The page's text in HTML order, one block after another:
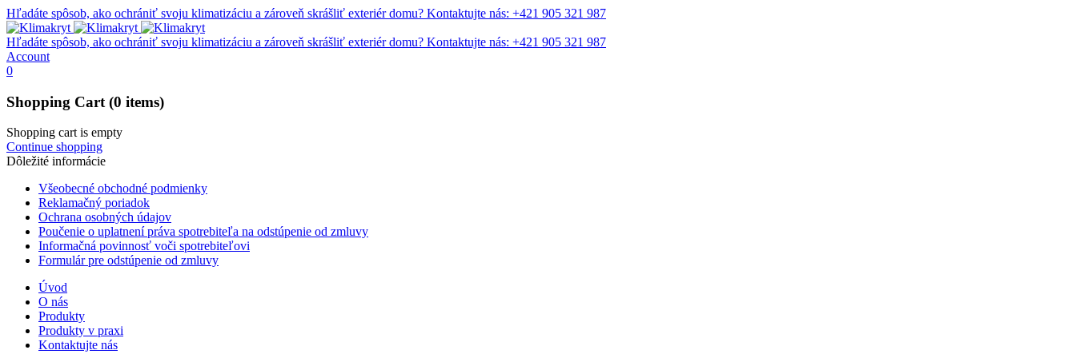
Hľadáte spôsob, ako ochrániť svoju klimatizáciu a zároveň skrášliť exteriér domu? Kontaktujte nás: +421 905 321 987
Hľadáte spôsob, ako ochrániť svoju klimatizáciu a zároveň skrášliť exteriér domu? Kontaktujte nás: +421 905 321 987
Account
0
Shopping Cart (0 items)
Shopping cart is empty
Continue shopping
Dôležité informácie
Všeobecné obchodné podmienky
Reklamačný poriadok
Ochrana osobných údajov
Poučenie o uplatnení práva spotrebiteľa na odstúpenie od zmluvy
Informačná povinnosť voči spotrebiteľovi
Formulár pre odstúpenie od zmluvy
Úvod
O nás
Produkty
Produkty v praxi
Kontaktujte nás